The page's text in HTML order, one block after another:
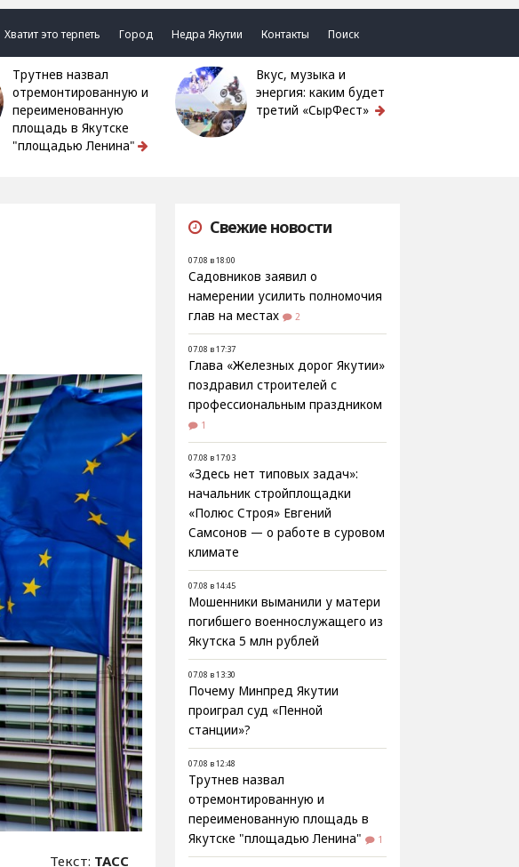
Хватит это терпеть Город Недра Якутии Контакты Поиск
Трутнев назвал
отремонтированную и
переименованную
площадь в Якутске
"площадью Ленина"
Вкус, музыка и
энергия: каким будет
третий «СырФест»
Текст: ТАСС
Свежие новости
07.08 в 18:00
Садовников заявил о
намерении усилить полномочия
глав на местах
2
07.08 в 17:37
Глава «Железных дорог Якутии»
поздравил строителей с
профессиональным праздником
1
07.08 в 17:03
«Здесь нет типовых задач»:
начальник стройплощадки
«Полюс Строя» Евгений
Самсонов — о работе в суровом
климате
07.08 в 14:45
Мошенники выманили у матери
погибшего военнослужащего из
Якутска 5 млн рублей
07.08 в 13:30
Почему Минпред Якутии
проиграл суд «Пенной
станции»?
07.08 в 12:48
Трутнев назвал
отремонтированную и
переименованную площадь в
Якутске "площадью Ленина"
1